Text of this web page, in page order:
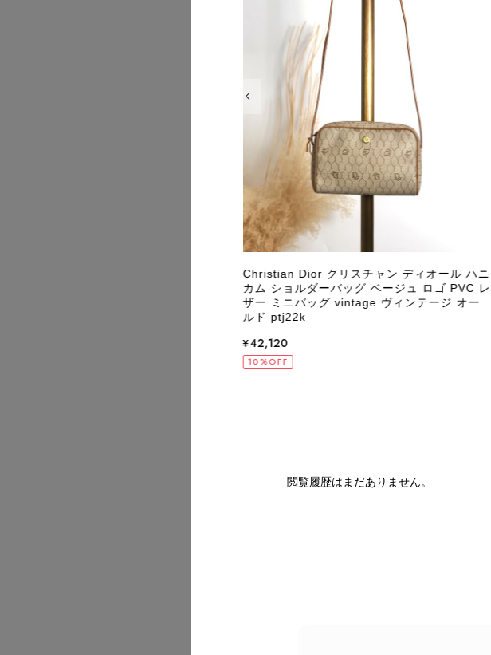
2026/07/30
Christian Dior クリスチャン ディオール ハニ
カム ショルダーバッグ ベージュ ロゴ PVC レ
ザー ミニバッグ vintage ヴィンテージ オー
ルド ptj22k
¥42,120
10%OFF
閲覧履歴はまだありません。